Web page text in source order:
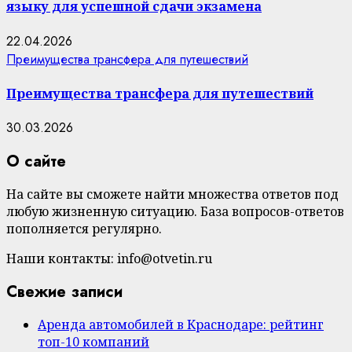
языку для успешной сдачи экзамена
22.04.2026
Преимущества трансфера для путешествий
Преимущества трансфера для путешествий
30.03.2026
О сайте
На сайте вы сможете найти множества ответов под
любую жизненную ситуацию. База вопросов-ответов
пополняется регулярно.
Наши контакты: info@otvetin.ru
Свежие записи
Аренда автомобилей в Краснодаре: рейтинг
топ-10 компаний